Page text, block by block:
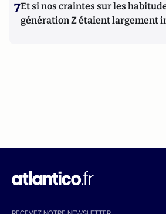
7Et si nos craintes sur les
génération Z étaient largement